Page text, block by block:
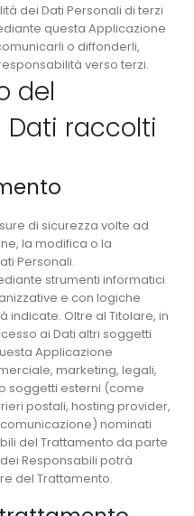
dei Dati Personali di terzi
questa Applicazione
o diffonderli,
verso terzi.
del
raccolti
di sicurezza volte ad
la modifica o la
Personali.
strumenti informatici
e con logiche
indicate. Oltre al Titolare, in
ai Dati altri soggetti
Applicazione
marketing, legali,
soggetti esterni (come
postali, hosting provider,
nominati
del Trattamento da parte
Responsabili potrà
del Trattamento.